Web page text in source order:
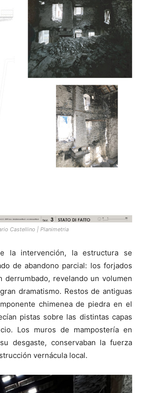
Castellino | Planimetria
la intervención, la estructura se
de abandono parcial: los forjados
derrumbado, revelando un volumen
dramatismo. Restos de antiguas
chimenea de piedra en el
pistas sobre las distintas capas
Los muros de mampostería en
desgaste, conservaban la fuerza
vernácula local.